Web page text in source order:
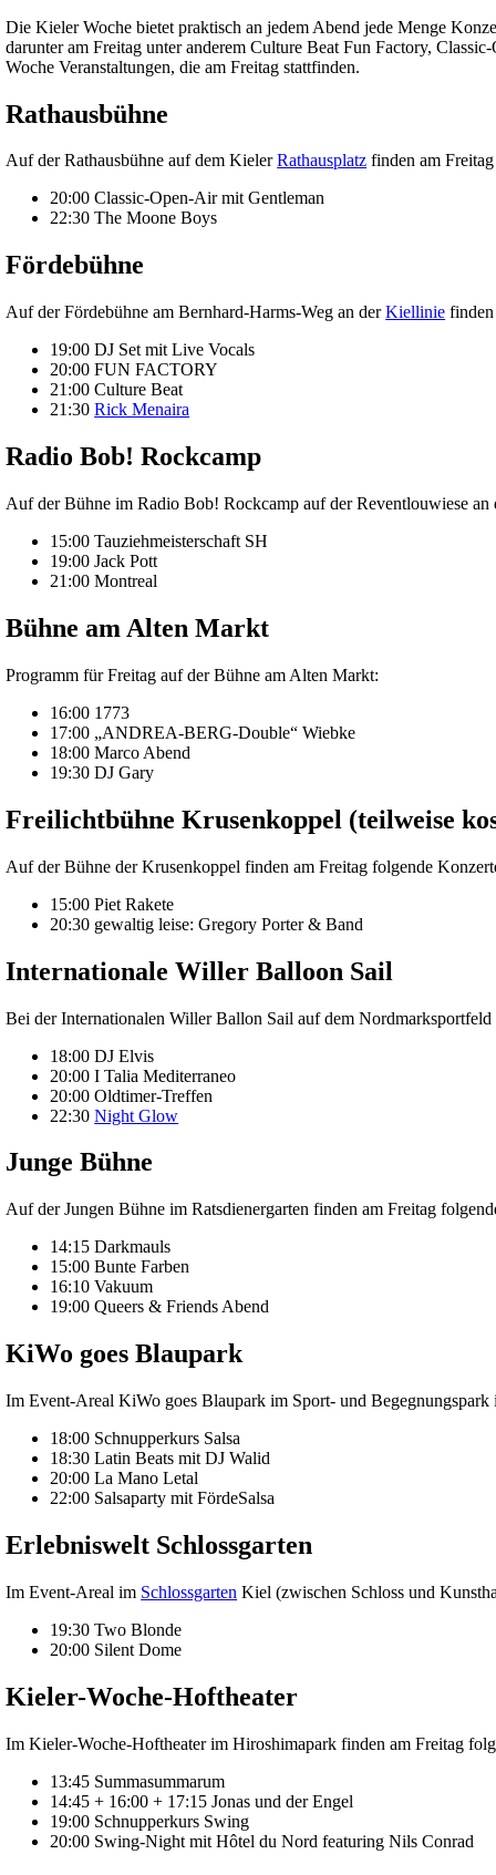
Die Kieler Woche bietet praktisch an jedem Abend jede Menge
darunter am Freitag unter anderem Culture Beat Fun Factory,
Woche Veranstaltungen, die am Freitag stattfinden.
Rathausbühne
Auf der Rathausbühne auf dem KielerRathausplatz finden am
20:00 Classic-Open-Air mit Gentleman
22:30 The Moone Boys
Fördebühne
Auf der Fördebühne am Bernhard-Harms-Weg an derKiellinie
19:00 DJ Set mit Live Vocals
20:00 FUN FACTORY
21:00 Culture Beat
21:30Rick Menaira
Radio Bob! Rockcamp
Auf der Bühne im Radio Bob! Rockcamp auf der Reventlouwiese
15:00 Tauziehmeisterschaft SH
19:00 Jack Pott
21:00 Montreal
Bühne am Alten Markt
Programm für Freitag auf der Bühne am Alten Markt:
16:00 1773
17:00 „ANDREA-BERG-Double“ Wiebke
18:00 Marco Abend
19:30 DJ Gary
Freilichtbühne Krusenkoppel (teilweise
Auf der Bühne der Krusenkoppel finden am Freitag folgende
15:00 Piet Rakete
20:30 gewaltig leise: Gregory Porter & Band
Internationale Willer Balloon Sail
Bei der Internationalen Willer Ballon Sail auf dem
18:00 DJ Elvis
20:00 I Talia Mediterraneo
20:00 Oldtimer-Treffen
22:30Night Glow
Junge Bühne
Auf der Jungen Bühne im Ratsdienergarten finden am Freitag
14:15 Darkmauls
15:00 Bunte Farben
16:10 Vakuum
19:00 Queers & Friends Abend
KiWo goes Blaupark
Im Event-Areal KiWo goes Blaupark im Sport- und
18:00 Schnupperkurs Salsa
18:30 Latin Beats mit DJ Walid
20:00 La Mano Letal
22:00 Salsaparty mit FördeSalsa
Erlebniswelt Schlossgarten
Im Event-Areal im Schlossgarten Kiel (zwischen Schloss und
19:30 Two Blonde
20:00 Silent Dome
Kieler-Woche-Hoftheater
Im Kieler-Woche-Hoftheater im Hiroshimapark finden am Freitag
13:45 Summasummarum
14:45 + 16:00 + 17:15 Jonas und der Engel
19:00 Schnupperkurs Swing
20:00 Swing-Night mit Hôtel du Nord featuring Nils Conrad